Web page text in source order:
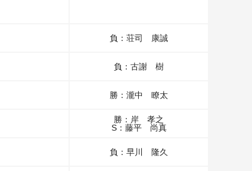
負：荘司 康誠
負：古謝 樹
勝：瀧中 瞭太
勝：岸 孝之
S：藤平 尚真
負：早川 隆久